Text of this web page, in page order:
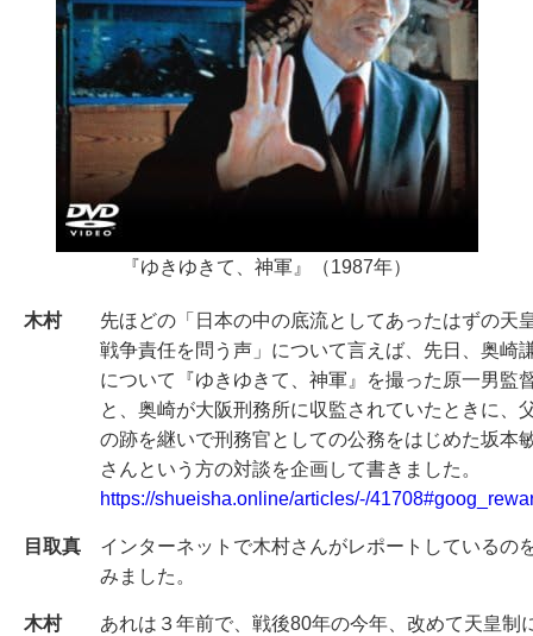
『ゆきゆきて、神軍』（1987年）
木村
先ほどの「日本の中の底流としてあったはずの天
戦争責任を問う声」について言えば、先日、奥崎
について『ゆきゆきて、神軍』を撮った原一男監
と、奥崎が大阪刑務所に収監されていたときに、
の跡を継いで刑務官としての公務をはじめた坂本
さんという方の対談を企画して書きました。
https://shueisha.online/articles/-/
目取真
インターネットで木村さんがレポートしているの
みました。
木村
あれは３年前で、戦後80年の今年、改めて天皇制